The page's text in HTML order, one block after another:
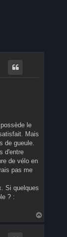
e
le
Mais
de gueule.
d'entre
de vélo en
pas me
Si quelques
? :
a